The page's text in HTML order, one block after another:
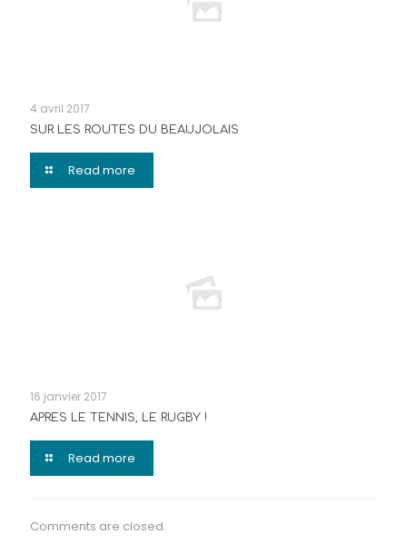
4 avril 2017
SUR LES ROUTES DU BEAUJOLAIS
Read more
16 janvier 2017
APRES LE TENNIS, LE RUGBY !
Read more
Comments are closed.